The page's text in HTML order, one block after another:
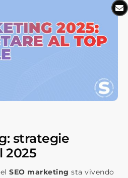
strategie
2025
SEO marketing sta vivendo